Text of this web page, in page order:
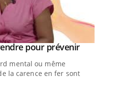
pour prévenirYoutube
mental ou même
la carence en fer sont